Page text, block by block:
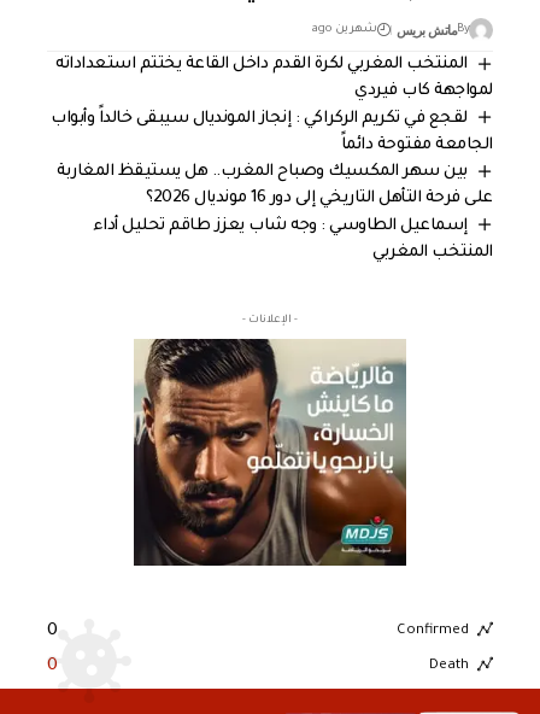
Byماتش بريس شهرين ago
المنتخب المغربي لكرة القدم داخل القاعة يختتم استعداداته
لمواجهة كاب فيردي
لقجع في تكريم الركراكي : إنجاز المونديال سيبقى خالداً وأبواب
الجامعة مفتوحة دائماً
بين سهر المكسيك وصباح المغرب.. هل يستيقظ المغاربة
على فرحة التأهل التاريخي إلى دور 16 مونديال 2026؟
إسماعيل الطاوسي : وجه شاب يعزز طاقم تحليل أداء
المنتخب المغربي
- الإعلانات -
Confirmed
0
Death
0